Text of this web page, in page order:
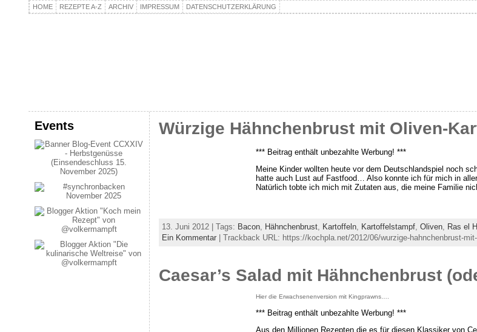
HOME REZEPTE A-Z ARCHIV IMPRESSUM DATENSCHUTZERKLÄRUNG
Events Würzige Hähnchenbrust mit Oliven-
*** Beitrag enthält unbezahlte Werbung! ***
Meine Kinder wollten heute vor dem Deutschlandspiel noch
hatte auch Lust auf Fastfood… Also konnte ich für mich in
Natürlich tobte ich mich mit Zutaten aus, die meine Familie
13. Juni 2012 | Tags: Bacon Hähnchenbrust Kartoffeln Kartoffelstampf Oliven Ras el
Ein Kommentar | Trackback URL: https://kochpla.net/2012/06/wurzige-hahnchenbrust-
Caesar’s Salad mit Hähnchenbrust
Hier die Erwachsenenversion mit Kingprawns….
*** Beitrag enthält unbezahlte Werbung! ***
Aus den Millionen Rezepten die es für diesen Klassiker von